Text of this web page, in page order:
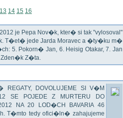
13 14 15 16
je Pepa Nov�k, kter� si tak "vylosoval"
T�et� jede Jarda Moravec a �ty�ku m�
Pokorn� Jan, 6. Heisig Otakar, 7. Jan
Zden�k Z�ta.
DOVOLUJEME SI V�M
SE POJEDE Z MURTERU DO
NA 20 LOD�CH BAVARIA 46
T�mto tedy ofici�ln� zahajujeme